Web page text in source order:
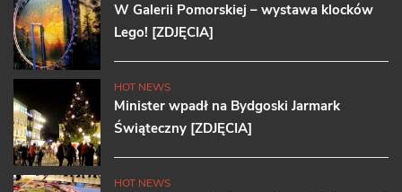
W Galerii Pomorskiej – wystawa klocków
Lego! [ZDJĘCIA]
HOT NEWS
Minister wpadł na Bydgoski Jarmark
Świąteczny [ZDJĘCIA]
HOT NEWS